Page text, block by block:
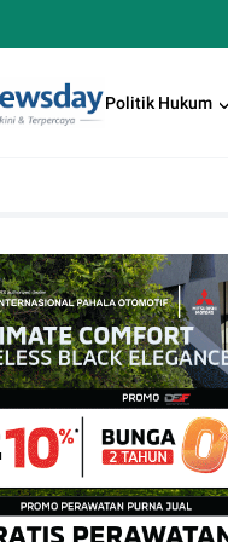
Politik Hukum